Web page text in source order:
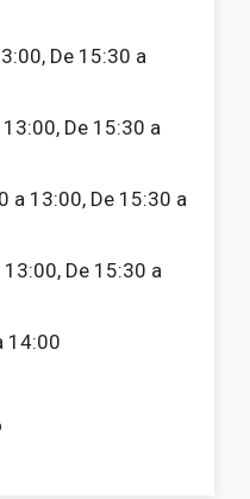
De 15:30 a
De 15:30 a
a 13:00, De 15:30 a
13:00, De 15:30 a
14:00